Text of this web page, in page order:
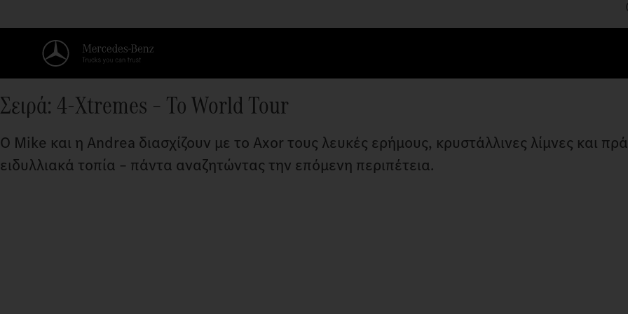
Σειρά: 4-Xtremes – Το World Tour
Ο Mike και η Andrea διασχίζουν με το Axor τους λευκές ερήμους, κρυστάλλινες λίμνες και
ειδυλλιακά τοπία – πάντα αναζητώντας την επόμενη περιπέτεια.